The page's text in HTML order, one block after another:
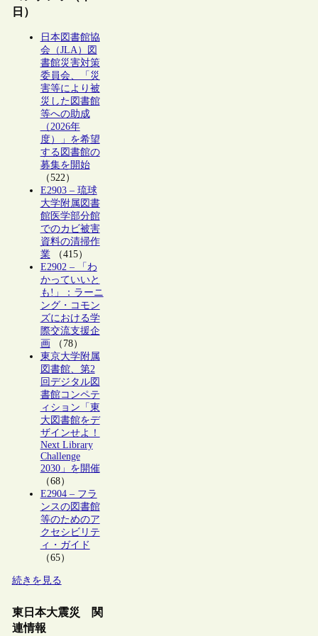
日）
日本図書館協
会（JLA）図
書館災害対策
委員会、「災
害等により被
災した図書館
等への助成
（2026年
度）」を希望
する図書館の
募集を開始
（522）
E2903 – 琉球
大学附属図書
館医学部分館
でのカビ被害
資料の清掃作
業（415）
E2902 – 「わ
かっていいと
も!」：ラーニ
ング・コモン
ズにおける学
際交流支援企
画 （78）
東京大学附属
図書館、第2
回デジタル図
書館コンペテ
ィション「東
大図書館をデ
ザインせよ！
Next Library
Challenge
2030」を開催
（68）
E2904 – フラ
ンスの図書館
等のためのア
クセシビリテ
ィ・ガイド
（65）
続きを見る
東日本大震災 関
連情報